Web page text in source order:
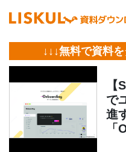
↓↓↓無料で資料
で
進